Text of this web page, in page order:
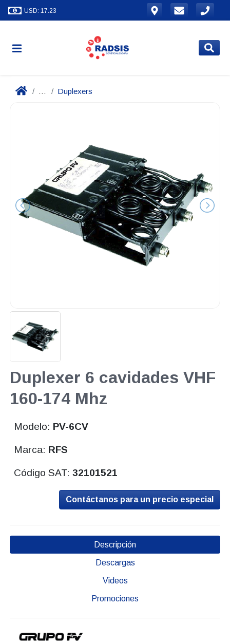
USD: 17.23
... Duplexers
Duplexer 6 cavidades VHF
160-174 Mhz
Modelo: PV-6CV
Marca: RFS
Código SAT:32101521
Contáctanos para un precio especial
Descripción
Descargas
Videos
Promociones